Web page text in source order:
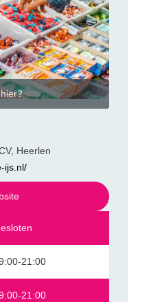
Heerlen
ijs.nl/
21:00
21:00